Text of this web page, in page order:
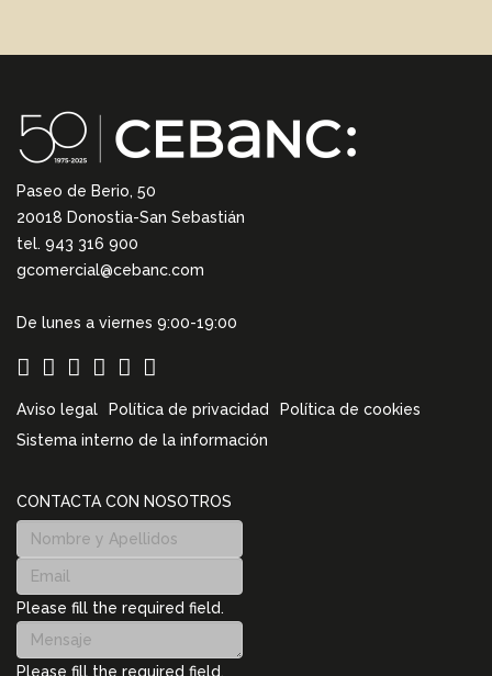
Paseo de Berio, 50
20018 Donostia-San Sebastián
tel. 943 316 900
gcomercial@cebanc.com
De lunes a viernes 9:00-19:00
Aviso legal Política de privacidad
Política de cookies
Sistema interno de la información
CONTACTA CON NOSOTROS
Please fill the required field.
Please fill the required field.